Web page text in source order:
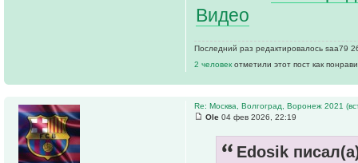
Видео
Последний раз редактировалось saa79
2 человек отметили этот пост как
Re: Москва, Волгоград, Воронеж 2021
Ole 04 фев 2026, 22:19
Edosik